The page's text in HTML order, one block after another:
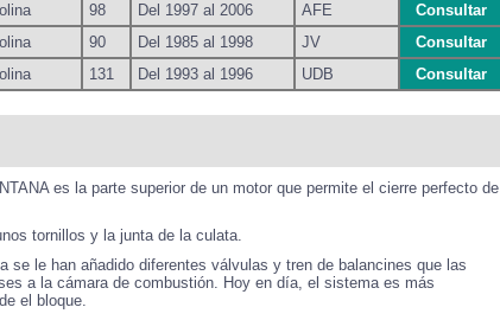
98 Del 1997 al 2006 AFE
Consultar
90 Del 1985 al 1998 JV
Consultar
131 Del 1993 al 1996 UDB Consultar
es la parte superior de un motor que permite el cierre perfecto de
tornillos y la junta de la culata.
se le han añadido diferentes válvulas y tren de balancines que las
a la cámara de combustión. Hoy en día, el sistema es más
el bloque.